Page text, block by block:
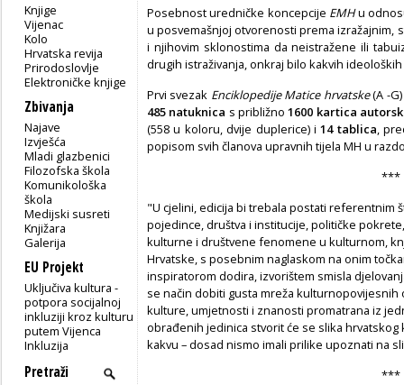
Knjige
Vijenac
Kolo
Hrvatska revija
Prirodoslovlje
Elektroničke knjige
Zbivanja
Najave
Izvješća
Mladi glazbenici
Filozofska škola
Komunikološka
škola
Medijski susreti
Knjižara
Galerija
EU Projekt
Uključiva kultura -
potpora socijalnoj
inkluziji kroz kulturu
putem Vijenca
Inkluzija
Posebnost uredničke koncepcije EMHu
u posvemašnjoj otvorenosti prema izražajnim,
i njihovim sklonostima da neistražene ili
drugih istraživanja, onkraj bilo kakvih
Prvi svezak Enciklopedije Matice hrvatske(A -
485 natuknica s približno1600 kartica
(558 u koloru, dvije duplerice) i14 tablica,
popisom svih članova upravnih tijela MH u
***
"U cjelini, edicija bi trebala postati referentnim
pojedince, društva i institucije, političke
kulturne i društvene fenomene u kulturnom,
Hrvat­ske, s posebnim naglaskom na onim
inspiratorom dodira, izvorištem smisla
se način dobiti gusta mreža
kulture, umjetnosti i znanosti promatrana iz
obrađenih jedinica stvorit će se slika
kakvu – dosad nismo imali prilike upoznati na
***